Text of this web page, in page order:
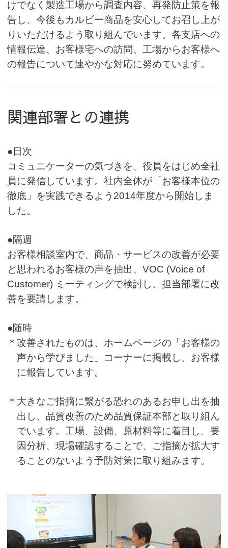
けでなく製造工場から調査内容、再発防止策を報
告し、今後もカルビー商品を安心してお召し上が
りいただけるよう取り組んでいます。各支店への
情報伝達、お客様宅への訪問、工場からお客様へ
の報告について速やかな対応に努めています。
関連部署との連携
●日次
コミュニケーターの気づきを、役員をはじめ全社
員に発信しています。社内全体が「お客様本位の
徹底」を実践できるよう2014年度から開始しま
した。
●隔週
お客様相談室内で、商品・サービスの改善が必要
と思われるお客様の声を抽出、VOC (Voice of
Customer) ミーティングで検討し、担当部署に改
善を要請します。
●随時
＊改善されたものは、ホームページの「お客様の
声から学びました」コーナーに掲載し、お客様
に報告しています。
＊大きなご指摘に繋がる恐れのあるお申し出を抽
出し、品質改善のため品質保証本部と取り組ん
でいます。工場、設備、原材料等に着目し、要
因分析、現場確認することで、ご指摘が拡大す
ることのないよう予防対策に取り組みます。